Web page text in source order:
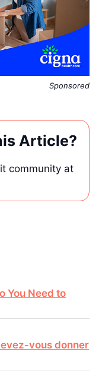
Sponsored
Article?
community at
You Need to
vous donner